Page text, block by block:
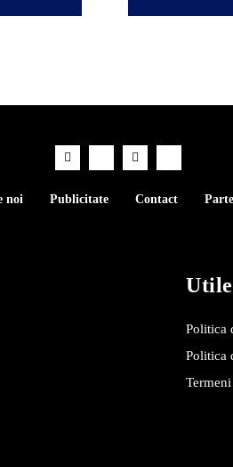
noi Publicitate Contact
Utile
Politica
Politica